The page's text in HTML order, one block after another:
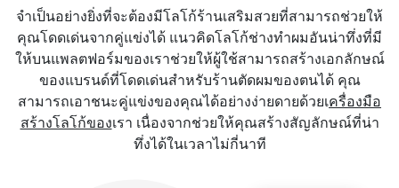
จำเป็นอย่างยิ่งที่จะต้องมีโลโก้ร้านเสริมสวยที่สามารถช่วยให้
คุณโดดเด่นจากคู่แข่งได้ แนวคิดโลโก้ช่างทำผมอันน่าทึ่งที่มี
ให้บนแพลตฟอร์มของเราช่วยให้ผู้ใช้สามารถสร้างเอกลักษณ์
ของแบรนด์ที่โดดเด่นสำหรับร้านตัดผมของตนได้ คุณ
สามารถเอาชนะคู่แข่งของคุณได้อย่างง่ายดายด้วยเครื่องมือ
สร้างโลโก้ของเรา เนื่องจากช่วยให้คุณสร้างสัญลักษณ์ที่น่า
ทึ่งได้ในเวลาไม่กี่นาที